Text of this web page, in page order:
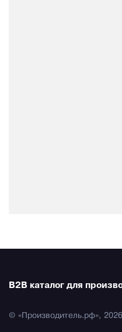
B2B каталог для
© «Производитель.рф», 2026